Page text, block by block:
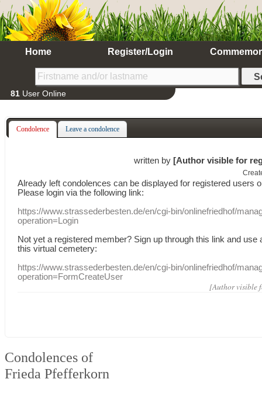
Home Register/Login
81 User Online
Condolence Leave a condolence
written by [Author visible for
Already leftcondolences can be displayed for registered users
Please login via the following link:
https://www.strassederbesten.de/en/cgi-bin/onlinefriedhof/
operation=Login
Not yet a registered member? Sign up through this link and use
this virtual cemetery:
https://www.strassederbesten.de/en/cgi-bin/onlinefriedhof/
operation=FormCreateUser
[Author visible
Condolences of
Frieda Pfefferkorn